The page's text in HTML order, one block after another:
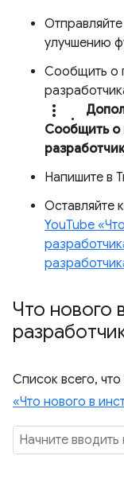
улучшению
Сообщить о
more_vert.
Сообщить о
Напишите в
Оставляйте
YouTube
Что нового
Список всего,
«Что нового в